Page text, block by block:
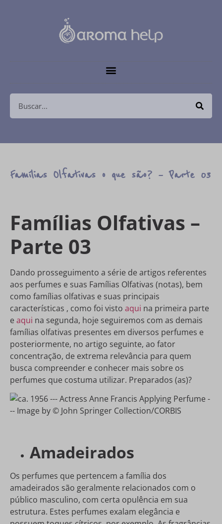
Famílias Olfativas o que são? – Parte 03
Famílias Olfativas –
Parte 03
Dando prosseguimento a série de artigos referentes
aos perfumes e suas Famílias Olfativas (notas), bem
como famílias olfativas e suas principais
características , como foi visto aqui na primeira parte
e aqui na segunda, hoje seguiremos com as demais
famílias olfativas presentes em diversos perfumes e
posteriormente, no artigo seguinte, ao fator
concentração, de extrema relevância para quem
busca compreender e conhecer mais sobre os
perfumes que costuma utilizar. Preparados (as)?
Amadeirados
Os perfumes que pertencem a família dos
amadeirados são geralmente relacionados com o
público masculino, com certa opulência em sua
estrutura. Estes perfumes exalam elegância e